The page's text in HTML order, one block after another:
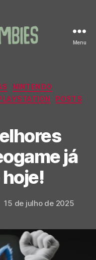
Menu
NINTENDO
POSTS
já
15 de julho de 2025